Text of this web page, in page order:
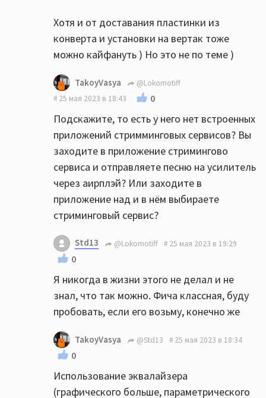
Хотя и от доставания пластинки из
конверта и установки на вертак тоже
можно кайфануть ) Но это не по теме )
TakoyVasya
@Lokomotiff
25 мая 2023 в 18:43
0
Подскажите, то есть у него нет встроенных
приложений стримминговых сервисов? Вы
заходите в приложение стримингово
сервиса и отправляете песню на усилитель
через аирплэй? Или заходите в
приложение над и в нём выбираете
стриминговый сервис?
Std13 @Lokomotiff 25 мая 2023 в 19:29
0
Я никогда в жизни этого не делал и не
знал, что так можно. Фича классная, буду
пробовать, если его возьму, конечно же
TakoyVasya @Std13 25 мая 2023 в 18:34
0
Использование эквалайзера
(графического больше, параметрического